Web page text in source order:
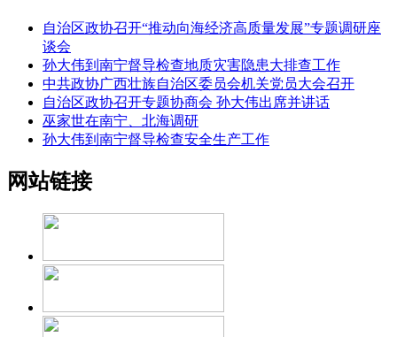
自治区政协召开“推动向海经济高质量发展”专题调研座
谈会
孙大伟到南宁督导检查地质灾害隐患大排查工作
中共政协广西壮族自治区委员会机关党员大会召开
自治区政协召开专题协商会 孙大伟出席并讲话
巫家世在南宁、北海调研
孙大伟到南宁督导检查安全生产工作
网站链接